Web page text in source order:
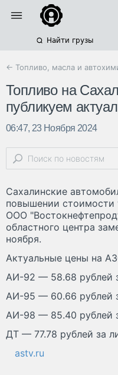
Найти грузы
← Топливо, масла и
Топливо на
публикуем
06:47, 23 Ноября 2024
Сахалинские
повышении стоимости
ООО
областного центра
ноября.
Актуальные цены на
АИ-92 — 58.68 рублей
АИ-95 — 60.66 рублей
АИ-98 — 85.40 рублей
ДТ — 77.78 рублей за
astv.ru